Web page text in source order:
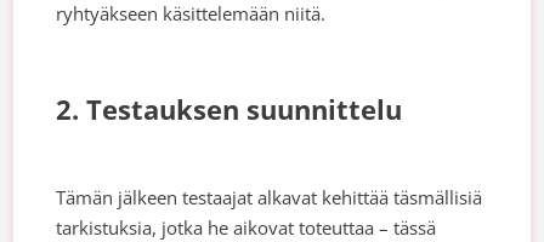
ryhtyäkseen käsittelemään niitä.
2. Testauksen suunnittelu
Tämän jälkeen testaajat alkavat kehittää täsmällisiä
tarkistuksia, jotka he aikovat toteuttaa – tässä